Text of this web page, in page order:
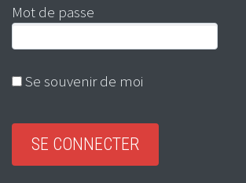
Mot de passe
Se souvenir de moi